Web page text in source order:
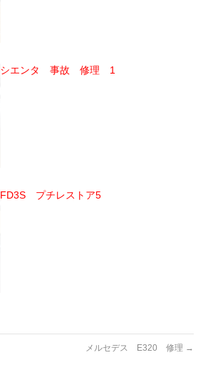
シエンタ 事故 修理 1
FD3S プチレストア5
メルセデス E320 修理 →